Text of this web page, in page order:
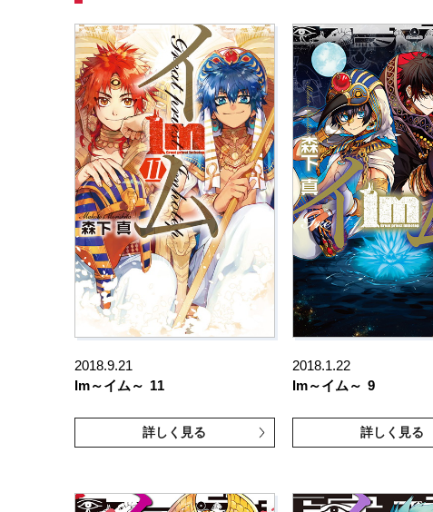
2018.9.21
Im～イム～ 11
詳しく見る
2018.1.22
Im～イム～ 9
詳しく見る